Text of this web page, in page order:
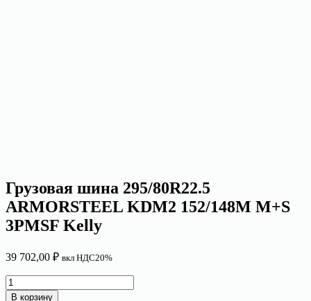
Грузовая шина 295/80R22.5
ARMORSTEEL KDM2 152/148M M+S
3PMSF Kelly
39 702,00 ₽ вкл НДС20%
Количество
товара
В корзину